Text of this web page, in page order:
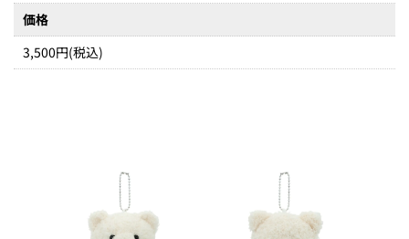
価格
3,500円(税込)